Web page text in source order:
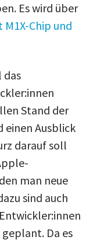
Es wird über
Chip und
das
Stand der
einen Ausblick
darauf soll
man neue
sind auch
Da es